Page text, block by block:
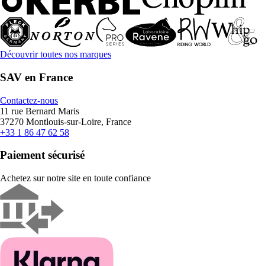
Découvrir toutes nos marques
SAV en France
Contactez-nous
11 rue Bernard Maris
37270 Montlouis-sur-Loire, France
+33 1 86 47 62 58
Paiement sécurisé
Achetez sur notre site en toute confiance